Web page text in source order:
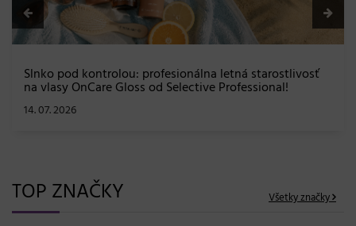
Slnko pod kontrolou: profesionálna letná starostlivosť
na vlasy OnCare Gloss od Selective Professional!
14. 07. 2026
TOP ZNAČKY Všetky značky